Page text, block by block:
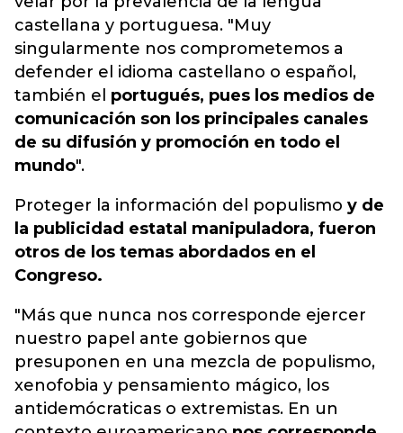
castellana y portuguesa. "Muy
singularmente nos comprometemos a
defender el idioma castellano o español,
también el portugués, pues los medios de
comunicación son los principales canales
de su difusión y promoción en todo el
mundo".
Proteger la información del populismo y de
la publicidad estatal manipuladora, fueron
otros de los temas abordados en el
Congreso.
"Más que nunca nos corresponde ejercer
nuestro papel ante gobiernos que
presuponen en una mezcla de populismo,
xenofobia y pensamiento mágico, los
antidemócraticas o extremistas. En un